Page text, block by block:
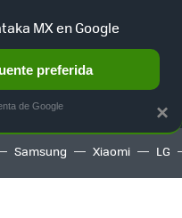
AUTO TERRITORIO
Samsung Xiaomi LG
×
MX en Google
preferida
de Google